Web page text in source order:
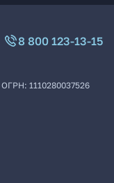
8 800 123-13-15
ОГРН: 1110280037526